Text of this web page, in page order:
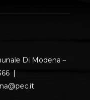
Di Modena –
|